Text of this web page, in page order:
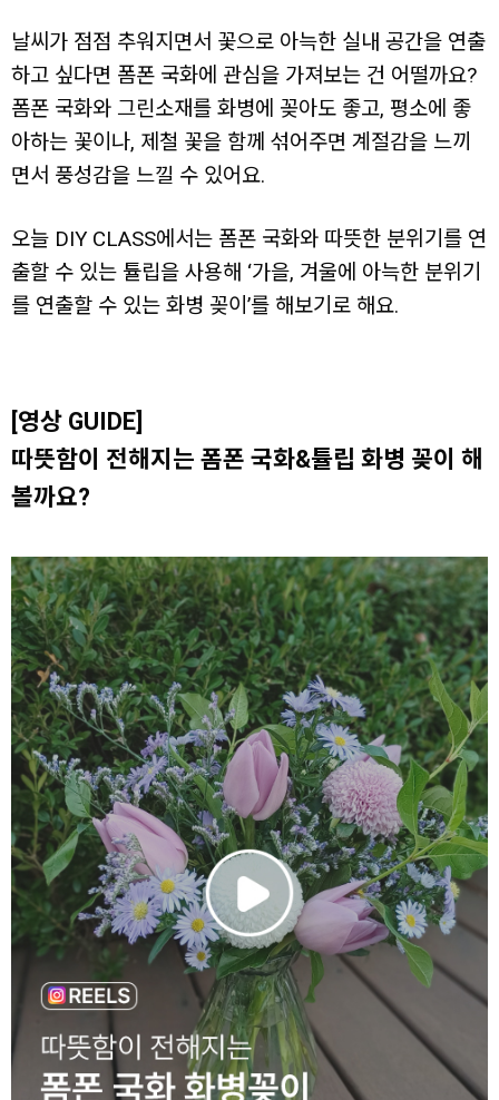
날씨가 점점 추워지면서 꽃으로 아늑한 실내 공간을 연출
하고 싶다면 폼폰 국화에 관심을 가져보는 건 어떨까요?
폼폰 국화와 그린소재를 화병에 꽂아도 좋고, 평소에 좋
아하는 꽃이나, 제철 꽃을 함께 섞어주면 계절감을 느끼
면서 풍성감을 느낄 수 있어요.
오늘 DIY CLASS에서는 폼폰 국화와 따뜻한 분위기를 연
출할 수 있는 튤립을 사용해 ‘가을, 겨울에 아늑한 분위기
를 연출할 수 있는 화병 꽂이’를 해보기로 해요.
[영상 GUIDE]
따뜻함이 전해지는 폼폰 국화&튤립 화병 꽂이 해
볼까요?